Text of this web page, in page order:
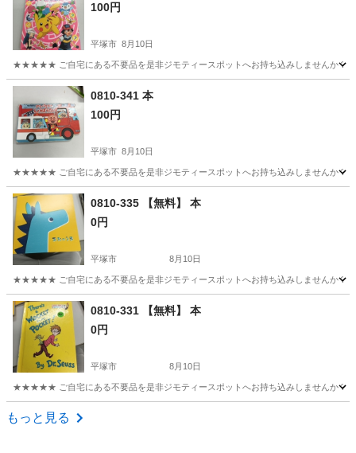
100円
平塚市 8月10日
★★★★★ ご自宅にある不要品を是非ジモティースポットへお持ち込みしませんか？
神奈川 平塚市 現地
0810-341 本
100円
平塚市 8月10日
★★★★★ ご自宅にある不要品を是非ジモティースポットへお持ち込みしませんか？
神奈川 平塚市 現地
0810-335 【無料】 本
0円
平塚市 8月10日
★★★★★ ご自宅にある不要品を是非ジモティースポットへお持ち込みしませんか？
神奈川 平塚市 現地
0810-331 【無料】 本
0円
平塚市 8月10日
★★★★★ ご自宅にある不要品を是非ジモティースポットへお持ち込みしませんか？
神奈川 平塚市
もっと見る